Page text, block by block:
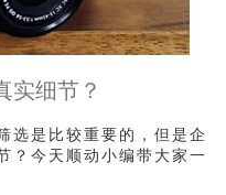
实细节？
选是比较重要的，但是企
？今天顺动小编带大家一